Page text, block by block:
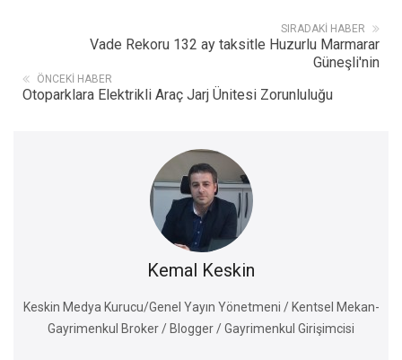
SIRADAKI HABER
Vade Rekoru 132 ay taksitle Huzurlu Marmarar
Güneşli'nin
ÖNCEKI HABER
Otoparklara Elektrikli Araç Jarj Ünitesi Zorunluluğu
Kemal Keskin
Keskin Medya Kurucu/Genel Yayın Yönetmeni / Kentsel Mekan-
Gayrimenkul Broker / Blogger / Gayrimenkul Girişimcisi